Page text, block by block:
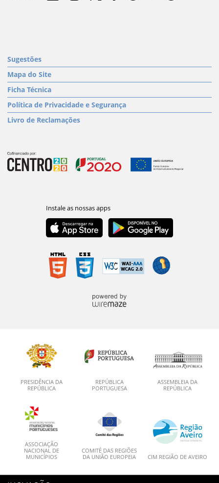
Sugestões
Mapa do Site
Ficha Técnica
Política de Privacidade e Segurança
Livro de Reclamações
PRESIDÊNCIA DA
REPÚBLICA
REPÚBLICA
PORTUGUESA
ASSEMBLEIA DA
REPÚBLICA
ASSOCIAÇÃO
NACIONAL DE
MUNICÍPIOS
COMITÉ DAS REGIÕES
DA UNIÃO EUROPEIA
CIM REGIÃO DE AVEIRO